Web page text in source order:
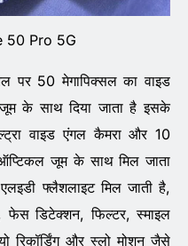
50 Pro 5G
50 मेगापिक्सल का वाइड
के साथ दिया जाता है इसके
वाइड एंगल कैमरा और 10
जूम के साथ मिल जाता
फ्लैशलाइट मिल जाती है,
फेस डिटेक्शन, फिल्टर, स्माइल
रिकॉर्डिंग और स्लो मोशन जैसे